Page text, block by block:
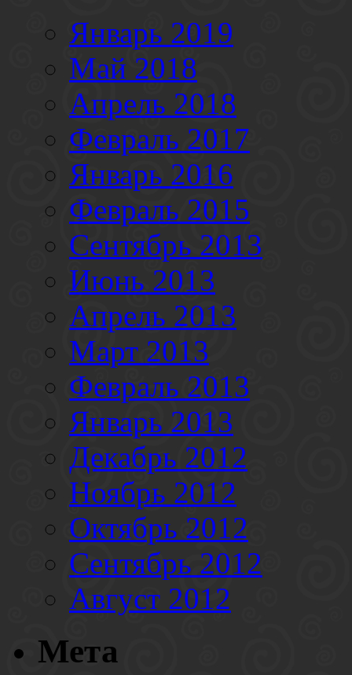
Январь 2019
Май 2018
Апрель 2018
Февраль 2017
Январь 2016
Февраль 2015
Сентябрь 2013
Июнь 2013
Апрель 2013
Март 2013
Февраль 2013
Январь 2013
Декабрь 2012
Ноябрь 2012
Октябрь 2012
Сентябрь 2012
Август 2012
Мета